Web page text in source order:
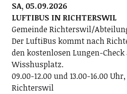
SA, 05.09.2026
LUFTIBUS IN RICHTERSWIL
Gemeinde Richterswil/
Der LuftiBus kommt nach
den kostenlosen Lungen-
Wisshusplatz.
09.00-12.00 und 13.00-16.00
Richterswil